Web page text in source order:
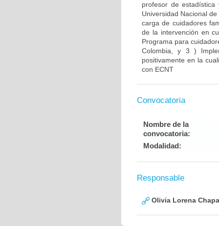
profesor de
Universidad Nacional
carga de cuidadores
de la intervención en
Programa para
Colombia, y 3 )
positivamente en la
con ECNT
Convocatoria
Nombre de la
convocatoria:
Modalidad:
Responsable
Olivia Lorena